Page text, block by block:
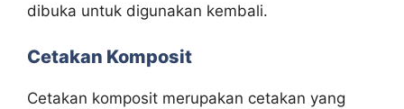
dibuka untuk digunakan kembali.
Cetakan Komposit
Cetakan komposit merupakan cetakan yang